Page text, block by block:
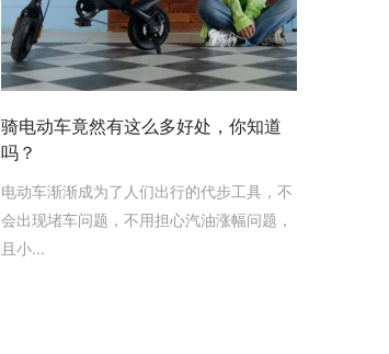
骑电动车竟然有这么多好处，你知道
吗？
电动车渐渐成为了人们出行的代步工具，不
会出现堵车问题，不用担心汽油涨幅问题，
且小...